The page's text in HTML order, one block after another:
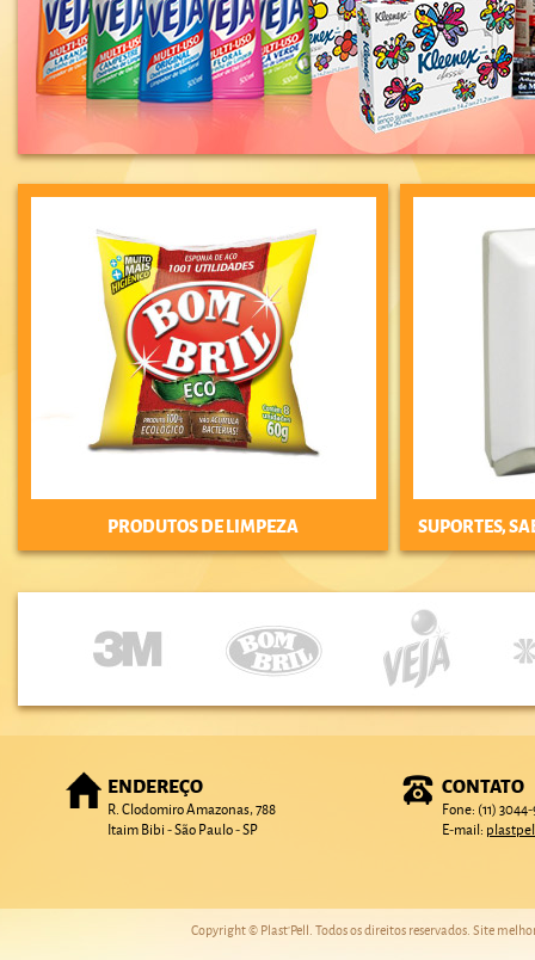
PRODUTOS DE LIMPEZA SUPORTES,
ENDEREÇO
R. Clodomiro Amazonas, 788
Itaim Bibi - São Paulo - SP
CONTATO
Fone: (11)
E-mail:
Copyright © Plast'Pell. Todos os direitos reservados. Site